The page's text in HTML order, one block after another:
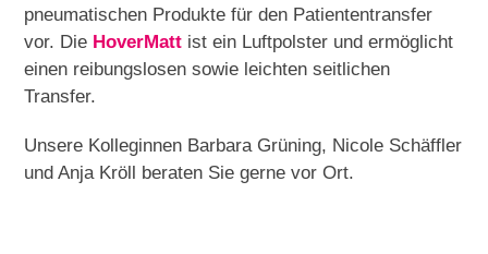
pneumatischen Produkte für den Patiententransfer
vor. Die HoverMatt ist ein Luftpolster und ermöglicht
einen reibungslosen sowie leichten seitlichen
Transfer.
Unsere Kolleginnen Barbara Grüning, Nicole Schäffler
und Anja Kröll beraten Sie gerne vor Ort.